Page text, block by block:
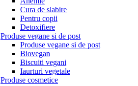
Cura de slabire
Pentru copii
Detoxifiere
Produse vegane si de post
Produse vegane si de post
Biovegan
Biscuiti vegani
Iaurturi vegetale
Produse cosmetice